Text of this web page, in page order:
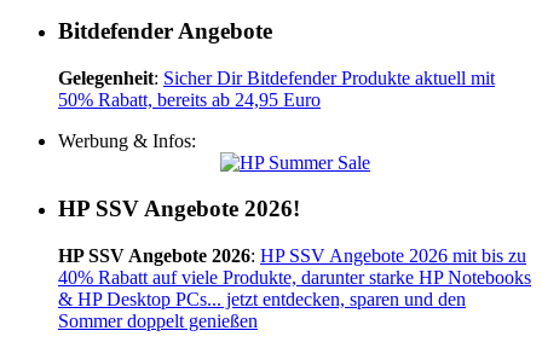
Bitdefender Angebote
Gelegenheit: Sicher Dir Bitdefender Produkte aktuell mit
50% Rabatt, bereits ab 24,95 Euro
Werbung & Infos:
HP SSV Angebote 2026!
HP SSV Angebote 2026: HP SSV Angebote 2026 mit bis zu
40% Rabatt auf viele Produkte, darunter starke HP Notebooks
& HP Desktop PCs... jetzt entdecken, sparen und den
Sommer doppelt genießen